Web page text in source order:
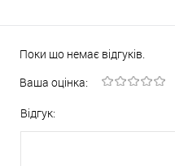
Поки що немає відгуків.
Ваша оцінка:
Відгук: